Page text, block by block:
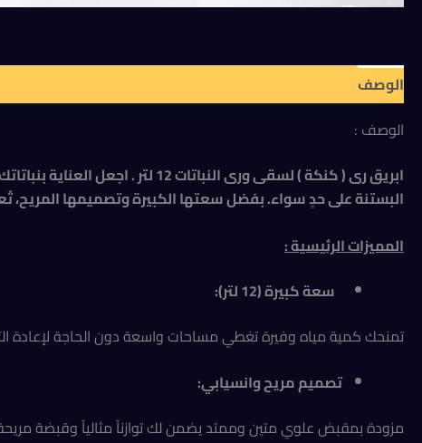
الوصف
الوصف :
ابريق رى ( كنكة ) لسقى ورى
البستنة على حدٍ سواء. بفضل سعتها الكبيرة وتصميمها المريح، تُعد
المميزات الرئيسية:
سعة كبيرة (12 لتر):
تمنحك كمية مياه وفيرة تغطي مساحات واسعة دون الحاجة لإعادة
تصميم مريح وانسيابي:
مزودة بمقبض علوي متين وممتد يضمن لك توازناً مثالياً وقبضة